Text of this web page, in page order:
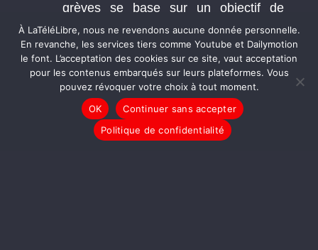
grèves se base sur un objectif de
contrainte. Elle consiste à créer des
situation de dilemme pour les
décideurs.
Enfin, ces différentes formes d’action
nécessitent toutes unemédiatisation
afin de mettre en scène les rapports de
consciences vis-à-vis des rapports de
À LaTéléLibre, nous ne revendons aucune donnée personnelle.
En revanche, les services tiers comme Youtube et Dailymotion
le font. L’acceptation des cookies sur ce site, vaut acceptation
pour les contenus embarqués sur leurs plateformes. Vous
pouvez révoquer votre choix à tout moment.
OK
Continuer sans accepter
Politique de confidentialité